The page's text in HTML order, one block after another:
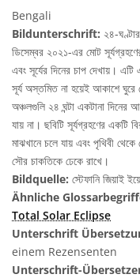
Bengali
Bildunterschrift: ২৪-
ডিসেম্বর ২০২১-এর মোট সূর্যগ্রহণের
এবং সূর্যের দিনের চাপ দেখায়।
সূর্য অস্তমিত না হয়েই আকাশে ঘুরে
অঞ্চলগুলি ২৪ ঘন্টা একটানা
যায় না। ছবিটি সূর্যগ্রহণের একটি
মাঝখানে চলে যায় এবং পৃথিবী থেকে
সৌর চাকতিকে ঢেকে রাখে।
Bildquelle: স্টেফানি
Ähnliche
Total Solar Eclipse
Unterschrift
einem Rezensenten
Unterschrift-